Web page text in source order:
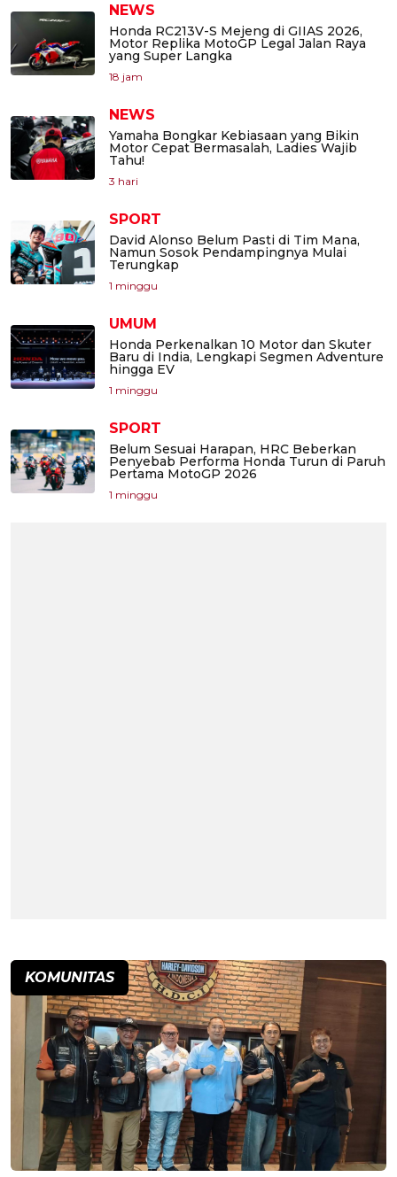
NEWS
Honda RC213V-S Mejeng di GIIAS 2026,
Motor Replika MotoGP Legal Jalan Raya
yang Super Langka
18 jam
NEWS
Yamaha Bongkar Kebiasaan yang Bikin
Motor Cepat Bermasalah, Ladies Wajib
Tahu!
3 hari
SPORT
David Alonso Belum Pasti di Tim Mana,
Namun Sosok Pendampingnya Mulai
Terungkap
1 minggu
UMUM
Honda Perkenalkan 10 Motor dan Skuter
Baru di India, Lengkapi Segmen Adventure
hingga EV
1 minggu
SPORT
Belum Sesuai Harapan, HRC Beberkan
Penyebab Performa Honda Turun di Paruh
Pertama MotoGP 2026
1 minggu
KOMUNITAS